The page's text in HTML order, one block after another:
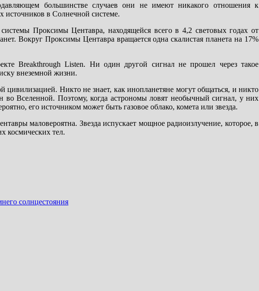
большинстве случаев они не имеют никакого отношения к
источников в Солнечной системе.
Проксимы Центавра, находящейся всего в 4,2 световых годах от
Вокруг Проксимы Центавра вращается одна скалистая планета на 17%
Breakthrough Listen. Ни один другой сигнал не прошел через такое
внеземной жизни.
цивилизацией. Никто не знает, как инопланетяне могут общаться, и никто
во Вселенной. Поэтому, когда астрономы ловят необычный сигнал, у них
его источником может быть газовое облако, комета или звезда.
маловероятна. Звезда испускает мощное радиоизлучение, которое, в
космических тел.
солнцестояния